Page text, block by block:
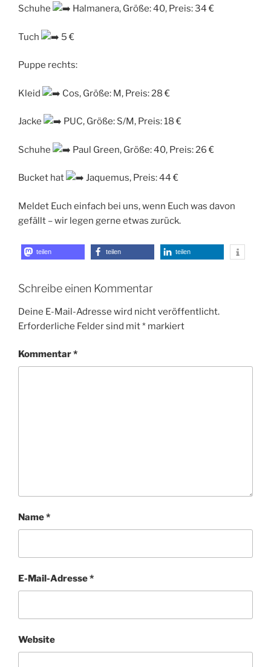
Schuhe Halmanera, Größe: 40, Preis: 34 €
Tuch 5 €
Puppe rechts:
Kleid Cos, Größe: M, Preis: 28 €
Jacke PUC, Größe: S/M, Preis: 18 €
Schuhe Paul Green, Größe: 40, Preis: 26 €
Bucket hat Jaquemus, Preis: 44 €
Meldet Euch einfach bei uns, wenn Euch was davon
gefällt – wir legen gerne etwas zurück.
teilen teilen teilen
Schreibe einen Kommentar
Deine E-Mail-Adresse wird nicht veröffentlicht.
Erforderliche Felder sind mit* markiert
Kommentar*
Name*
E-Mail-Adresse*
Website